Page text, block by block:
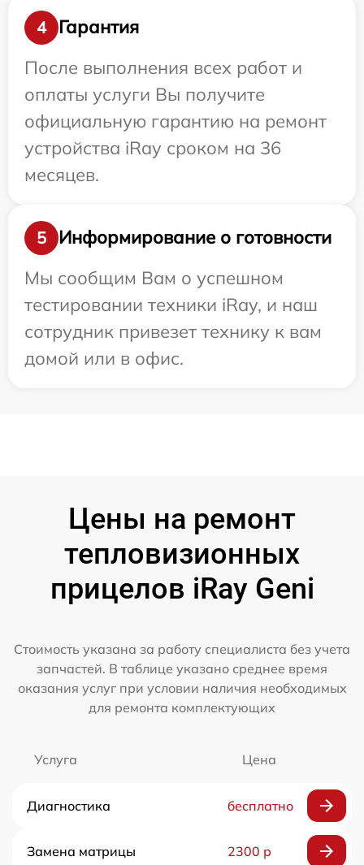
4
Гарантия
После выполнения всех работ и
оплаты услуги Вы получите
официальную гарантию на ремонт
устройства iRay сроком на 36
месяцев.
5
Информирование о готовности
Мы сообщим Вам о успешном
тестировании техники iRay, и наш
сотрудник привезет технику к вам
домой или в офис.
Цены на ремонт
тепловизионных
прицелов iRay Geni
Стоимость указана за работу специалиста без учета
запчастей. В таблице указано среднее время
оказания услуг при условии наличия необходимых
для ремонта комплектующих
Услуга Цена
Диагностика бесплатно
Замена матрицы 2300 р